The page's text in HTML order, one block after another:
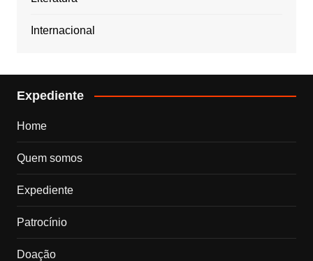
Internacional
Expediente
Home
Quem somos
Expediente
Patrocínio
Doação